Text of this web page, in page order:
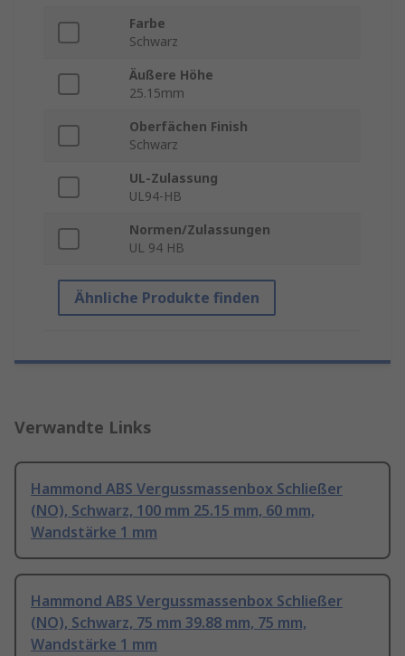
Farbe
Schwarz
Äußere Höhe
25.15mm
Oberfächen Finish
Schwarz
UL-Zulassung
UL94-HB
Normen/Zulassungen
UL 94 HB
Ähnliche Produkte finden
Verwandte Links
Hammond ABS Vergussmassenbox Schließer
(NO), Schwarz, 100 mm 25.15 mm, 60 mm,
Wandstärke 1 mm
Hammond ABS Vergussmassenbox Schließer
(NO), Schwarz, 75 mm 39.88 mm, 75 mm,
Wandstärke 1 mm